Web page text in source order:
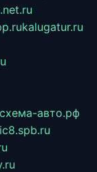
kalugatur.ru
схема-авто.рф